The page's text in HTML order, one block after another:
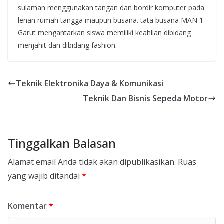
sulaman menggunakan tangan dan bordir komputer pada
lenan rumah tangga maupun busana. tata busana MAN 1
Garut mengantarkan siswa memiliki keahlian dibidang
menjahit dan dibidang fashion.
Teknik Elektronika Daya & Komunikasi
Teknik Dan Bisnis Sepeda Motor
Tinggalkan Balasan
Alamat email Anda tidak akan dipublikasikan. Ruas
yang wajib ditandai *
Komentar*